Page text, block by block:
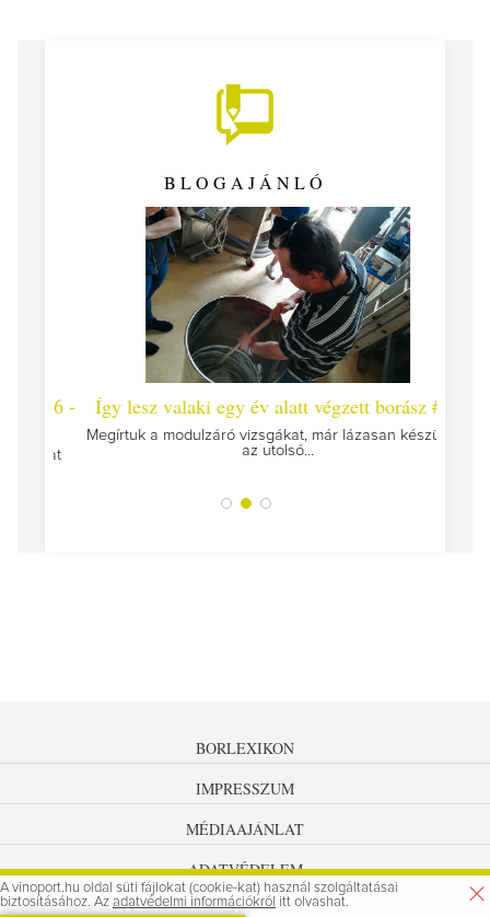
BLOGAJÁNLÓ
Így lesz valaki egy év alatt végzett borász #25
Megírtuk a modulzáró vizsgákat, már lázasan készülünk
az utolsó...
BORLEXIKON
IMPRESSZUM
MÉDIAAJÁNLAT
ADATVÉDELEM
A vinoport.hu oldal süti fájlokat (cookie-kat) használ szolgáltatásai
biztosításához. Az adatvédelmi információkról itt olvashat.